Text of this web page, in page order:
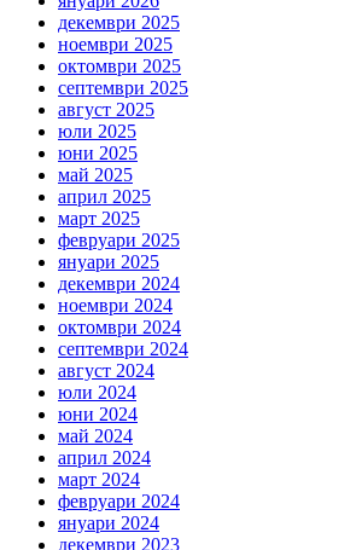
декември 2025
ноември 2025
октомври 2025
септември 2025
август 2025
юли 2025
юни 2025
май 2025
април 2025
март 2025
февруари 2025
януари 2025
декември 2024
ноември 2024
октомври 2024
септември 2024
август 2024
юли 2024
юни 2024
май 2024
април 2024
март 2024
февруари 2024
януари 2024
декември 2023